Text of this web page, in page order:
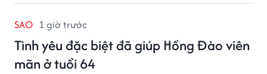
SAO 1 giờ trước
Tình yêu đặc biệt đã giúp Hồng Đào viên
mãn ở tuổi 64